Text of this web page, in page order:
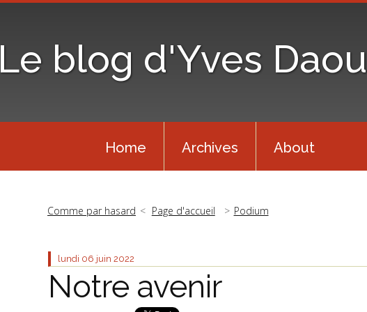
Le blog d'Yves
Home Archives About
Comme par hasard Page d'accueil Podium
lundi 06 juin 2022
Notre avenir